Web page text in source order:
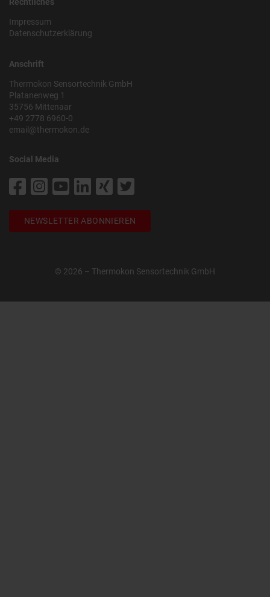
Rechtliches
Impressum
Datenschutzerklärung
Anschrift
Thermokon Sensortechnik GmbH
Platanenweg 1
35756 Mittenaar
+49 2778 6960-0
email@thermokon.de
Social Media
NEWSLETTER ABONNIEREN
© 2026 – Thermokon Sensortechnik GmbH